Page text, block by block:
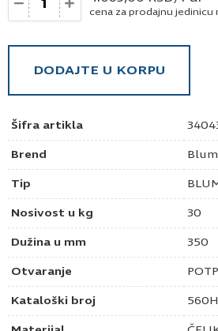
Šifra artikla
Brend
Tip
Nosivost u kg 30
Dužina u mm 350
Otvaranje
Kataloški broj
cena za prodajnu jedinicu
DODAJTE U KORPU